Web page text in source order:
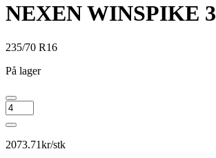
NEXEN WINSPIKE 3
235/70 R16
På lager
NEXEN
WINSPIKE
3
antall
2073.71kr/stk